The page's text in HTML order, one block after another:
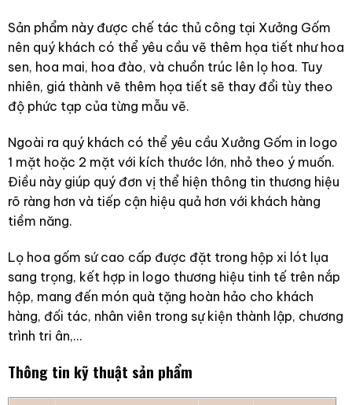
Sản phẩm này được chế tác thủ công tại Xưởng Gốm
nên quý khách có thể yêu cầu vẽ thêm họa tiết như hoa
sen, hoa mai, hoa đào, và chuồn trúc lên lọ hoa. Tuy
nhiên, giá thành vẽ thêm họa tiết sẽ thay đổi tùy theo
độ phức tạp của từng mẫu vẽ.
Ngoài ra quý khách có thể yêu cầu Xưởng Gốm in logo
1 mặt hoặc 2 mặt với kích thước lớn, nhỏ theo ý muốn.
Điều này giúp quý đơn vị thể hiện thông tin thương hiệu
rõ ràng hơn và tiếp cận hiệu quả hơn với khách hàng
tiềm năng.
Lọ hoa gốm sứ cao cấp được đặt trong hộp xi lót lụa
sang trọng, kết hợp in logo thương hiệu tinh tế trên nắp
hộp, mang đến món quà tặng hoàn hảo cho khách
hàng, đối tác, nhân viên trong sự kiện thành lập, chương
trình tri ân,…
Thông tin kỹ thuật sản phẩm